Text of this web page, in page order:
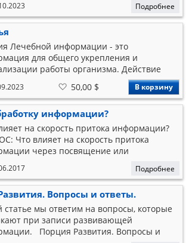
раз, когда используется технология
Развития, идет сканирование
цивилизациями организма человека,
Подробнее
Лечебной информации - это
для общего укрепления и
работы организма. Действие
по следующему принципу: организм
сканируется и подбирается такая
которая стабилизирует и
работу организма. В первую
проходит работа со
В
список
желаний
50,00 $ В корзину
информации?
на скорость притока информации?
Что влияет на скорость притока
через посвящение или
больше проблема в усвоении
а не в ее притоке. Информацию
и отдельно подкачивать
и усваивать. Новая
Подробнее
Вопросы и ответы.
статье мы ответим на вопросы, которые
при записи развивающей
Порция Развития. Вопросы и